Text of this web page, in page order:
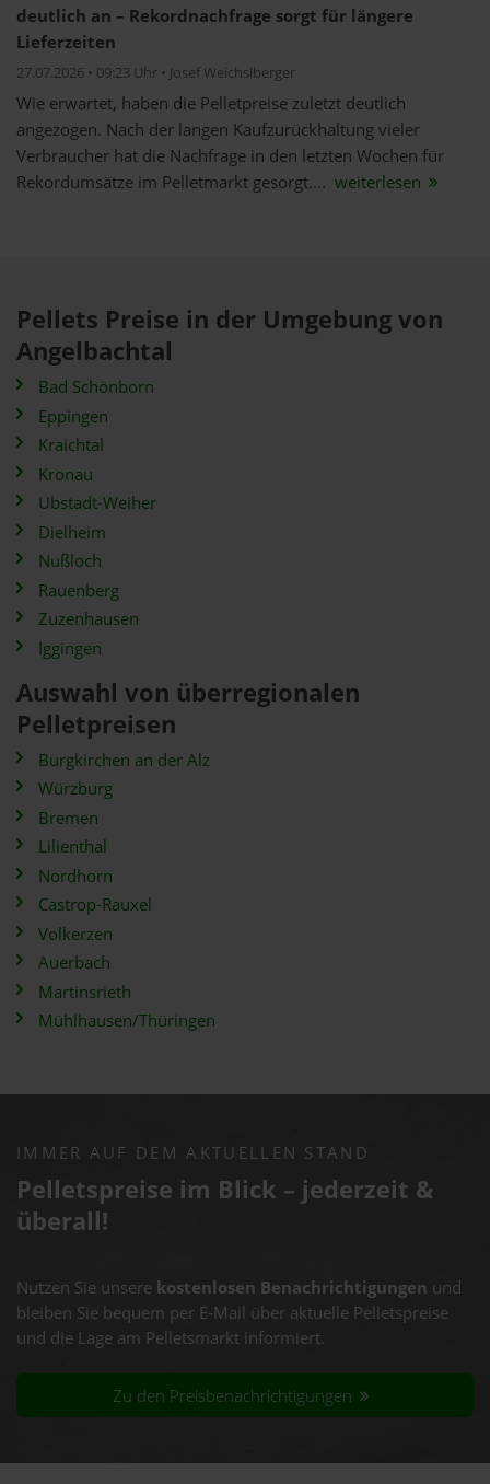
deutlich an – Rekordnachfrage sorgt für längere
Lieferzeiten
27.07.2026 • 09:23 Uhr • Josef Weichslberger
Wie erwartet, haben die Pelletpreise zuletzt deutlich
angezogen. Nach der langen Kaufzurückhaltung vieler
Verbraucher hat die Nachfrage in den letzten Wochen für
Rekordumsätze im Pelletmarkt gesorgt.... weiterlesen
Pellets Preise in der Umgebung von
Angelbachtal
Bad Schönborn
Eppingen
Kraichtal
Kronau
Ubstadt-Weiher
Dielheim
Nußloch
Rauenberg
Zuzenhausen
Iggingen
Auswahl von überregionalen
Pelletpreisen
Burgkirchen an der Alz
Würzburg
Bremen
Lilienthal
Nordhorn
Castrop-Rauxel
Volkerzen
Auerbach
Martinsrieth
Mühlhausen/Thüringen
IMMER AUF DEM AKTUELLEN STAND
Pelletspreise im Blick – jederzeit &
überall!
Nutzen Sie unsere kostenlosen Benachrichtigungen und
bleiben Sie bequem per E-Mail über aktuelle Pelletspreise
und die Lage am Pelletsmarkt informiert.
Zu den Preisbenachrichtigungen